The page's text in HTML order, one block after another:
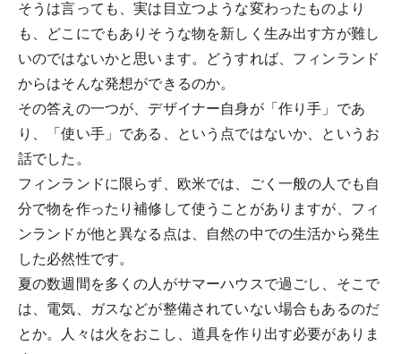
そうは言っても、実は目立つような変わったものより
も、どこにでもありそうな物を新しく生み出す方が難し
いのではないかと思います。どうすれば、フィンランド
からはそんな発想ができるのか。
その答えの一つが、デザイナー自身が「作り手」であ
り、「使い手」である、という点ではないか、というお
話でした。
フィンランドに限らず、欧米では、ごく一般の人でも自
分で物を作ったり補修して使うことがありますが、フィ
ンランドが他と異なる点は、自然の中での生活から発生
した必然性です。
夏の数週間を多くの人がサマーハウスで過ごし、そこで
は、電気、ガスなどが整備されていない場合もあるのだ
とか。人々は火をおこし、道具を作り出す必要がありま